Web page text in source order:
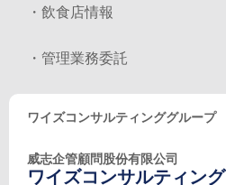
・飲食店情報
・管理業務委託
ワイズコンサルティンググループ
威志企管顧問股份有限公司
ワイズコンサルティング